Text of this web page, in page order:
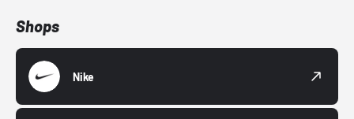
Shops
Nike